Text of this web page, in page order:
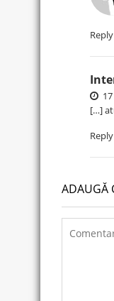
Reply
[…]
Reply
ADAUGĂ